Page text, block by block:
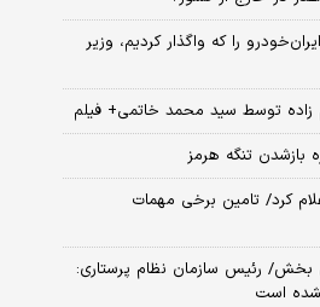
را که واگذار کردیم، وزیر
زاده توسط سید محمد خاتمی+ فیلم
تنگه هرمز
کرد/ تامین برخی مهمات
بخش/ رئیس سازمان نظام پرستاری:
است